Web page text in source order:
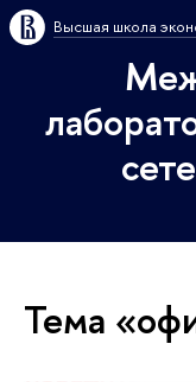
Высшая школа
Тема